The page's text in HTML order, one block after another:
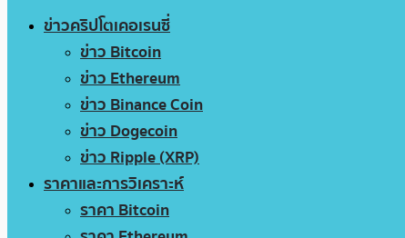
ข่าวคริปโตเคอเรนซี่
ข่าว Bitcoin
ข่าว Ethereum
ข่าว Binance Coin
ข่าว Dogecoin
ข่าว Ripple (XRP)
ราคาและการวิเคราะห์
ราคา Bitcoin